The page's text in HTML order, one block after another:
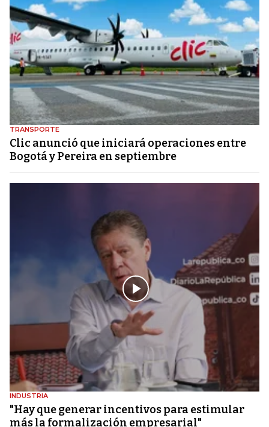
TRANSPORTE
Clic anunció que iniciará operaciones entre
Bogotá y Pereira en septiembre
INDUSTRIA
"Hay que generar incentivos para estimular
más la formalización empresarial"